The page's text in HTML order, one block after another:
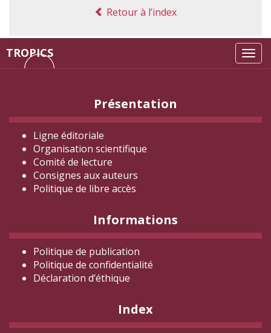
TROPICS
Retour à l’index
Présentation
Ligne éditoriale
Organisation scientifique
Comité de lecture
Consignes aux auteurs
Politique de libre accès
Informations
Politique de publication
Politique de confidentialité
Déclaration d’éthique
Index